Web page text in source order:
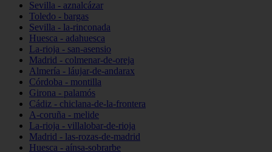
Sevilla - aznalcázar
Toledo - bargas
Sevilla - la-rinconada
Huesca - adahuesca
La-rioja - san-asensio
Madrid - colmenar-de-oreja
Almería - láujar-de-andarax
Córdoba - montilla
Girona - palamós
Cádiz - chiclana-de-la-frontera
A-coruña - melide
La-rioja - villalobar-de-rioja
Madrid - las-rozas-de-madrid
Huesca - aínsa-sobrarbe